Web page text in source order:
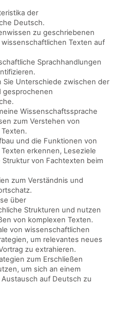
der
Deutsch.
zu geschriebenen
Texten auf
Sprachhandlungen
Unterschiede zwischen der
gesprochenen
Wissenschaftssprache
zum Verstehen von
und die Funktionen von
erkennen, Leseziele
von Fachtexten beim
zum Verständnis und
über
Strukturen und nutzen
von komplexen Texten.
von wissenschaftlichen
um relevantes neues
zu extrahieren.
zum Erschließen
um sich an einem
auf Deutsch zu